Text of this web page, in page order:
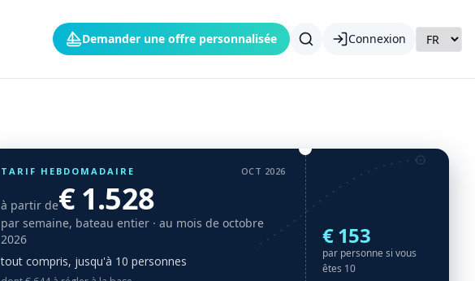
Demander une offre personnalisée Connexion
TARIF HEBDOMADAIRE OCT 2026
à partir de€ 1.528
par semaine, bateau entier · au mois de octobre
2026
tout compris, jusqu'à 10 personnes
€ 153
par personne si vous
êtes 10